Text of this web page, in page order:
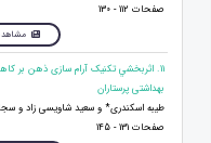
صفحات 112 - 130
11. اثربخشي تکنیک آرام سازی ذهن بر
بهداشتی پرستاران
طیبه اسکندری* و سعید شاویسی زاد و
صفحات 131 - 145